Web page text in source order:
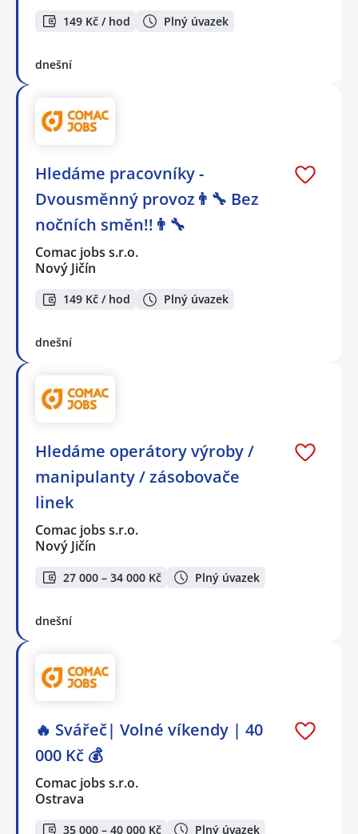
149 Kč / hod Plný úvazek
dnešní
Hledáme pracovníky -
Dvousměnný provoz👨‍🔧 Bez
nočních směn!!👨‍🔧
Comac jobs s.r.o.
Nový Jičín
149 Kč / hod Plný úvazek
dnešní
Hledáme operátory výroby /
manipulanty / zásobovače
linek
Comac jobs s.r.o.
Nový Jičín
27 000 – 34 000 Kč Plný úvazek
dnešní
🔥 Svářeč| Volné víkendy | 40
000 Kč 💰
Comac jobs s.r.o.
Ostrava
35 000 – 40 000 Kč Plný úvazek